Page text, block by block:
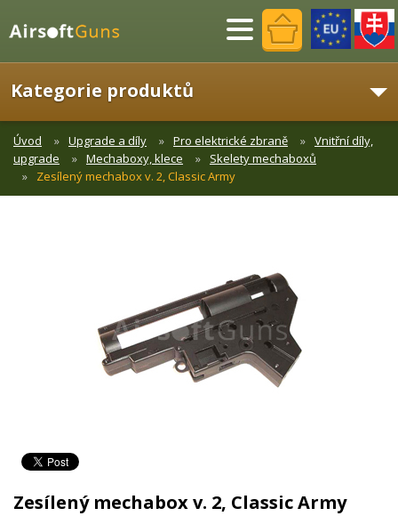
Menu
Kategorie produktů
Úvod Upgrade a díly Pro elektrické zbraně
Vnitřní díly,
upgrade
Mechaboxy, klece
Skelety mechaboxů
Zesílený mechabox v. 2, Classic Army
Zesílený mechabox v. 2, Classic Army